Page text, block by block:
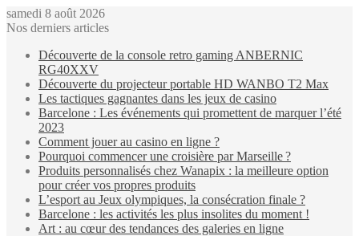
samedi 8 août 2026
Nos derniers articles
Découverte de la console retro gaming ANBERNIC
RG40XXV
Découverte du projecteur portable HD WANBO T2 Max
Les tactiques gagnantes dans les jeux de casino
Barcelone : Les événements qui promettent de marquer l’été
2023
Comment jouer au casino en ligne ?
Pourquoi commencer une croisière par Marseille ?
Produits personnalisés chez Wanapix : la meilleure option
pour créer vos propres produits
L’esport au Jeux olympiques, la consécration finale ?
Barcelone : les activités les plus insolites du moment !
Art : au cœur des tendances des galeries en ligne